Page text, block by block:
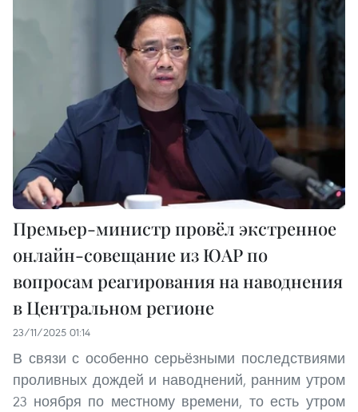
Премьер-министр провёл экстренное
онлайн-совещание из ЮАР по
вопросам реагирования на наводнения
в Центральном регионе
23/11/2025 01:14
В связи с особенно серьёзными последствиями
проливных дождей и наводнений, ранним утром
23 ноября по местному времени, то есть утром